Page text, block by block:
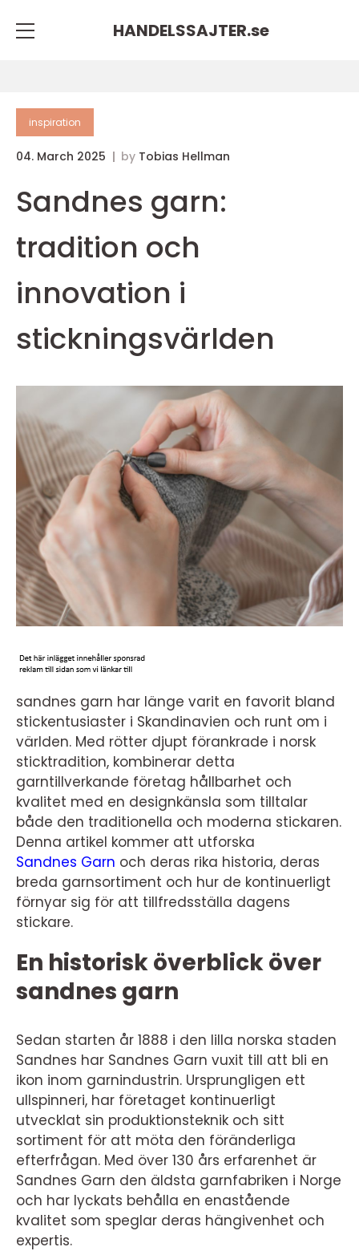
HANDELSSAJTER.se
inspiration
04. March 2025 by Tobias Hellman
Sandnes garn:
tradition och
innovation i
stickningsvärlden
sandnes garn har länge varit en favorit bland
stickentusiaster i Skandinavien och runt om i
världen. Med rötter djupt förankrade i norsk
sticktradition, kombinerar detta
garntillverkande företag hållbarhet och
kvalitet med en designkänsla som tilltalar
både den traditionella och moderna stickaren.
Denna artikel kommer att utforska
Sandnes Garn och deras rika historia, deras
breda garnsortiment och hur de kontinuerligt
förnyar sig för att tillfredsställa dagens
stickare.
En historisk överblick över
sandnes garn
Sedan starten år 1888 i den lilla norska staden
Sandnes har Sandnes Garn vuxit till att bli en
ikon inom garnindustrin. Ursprungligen ett
ullspinneri, har företaget kontinuerligt
utvecklat sin produktionsteknik och sitt
sortiment för att möta den föränderliga
efterfrågan. Med över 130 års erfarenhet är
Sandnes Garn den äldsta garnfabriken i Norge
och har lyckats behålla en enastående
kvalitet som speglar deras hängivenhet och
expertis.